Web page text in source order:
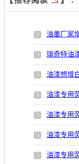
油墨厂家
瑞奇特油
油漆想增
油漆专用
油漆专用
油漆专用
油漆专用